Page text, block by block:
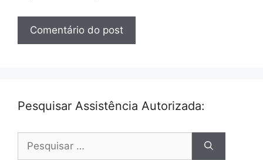
Pesquisar Assistência Autorizada:
por: